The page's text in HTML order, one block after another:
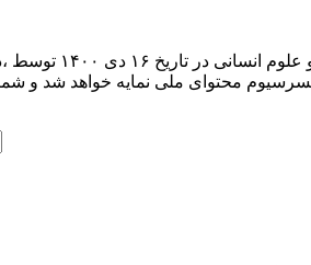
اولین
محتوای ملی نمایه خواهد شد و